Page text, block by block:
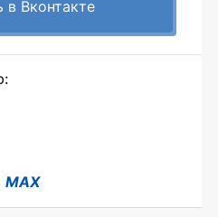
в Вконтакте
MAX